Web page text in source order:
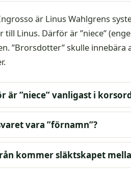
är Linus Wahlgrens
till Linus. Därför är ”niece”
”Brorsdotter” skulle
är ”niece” vanligast i
vara ”förnamn”?
kommer släktskapet